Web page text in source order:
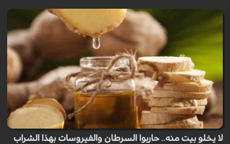
لا يخلو بيت منه.. حاربوا السرطان والفيروسات بهذا الشراب